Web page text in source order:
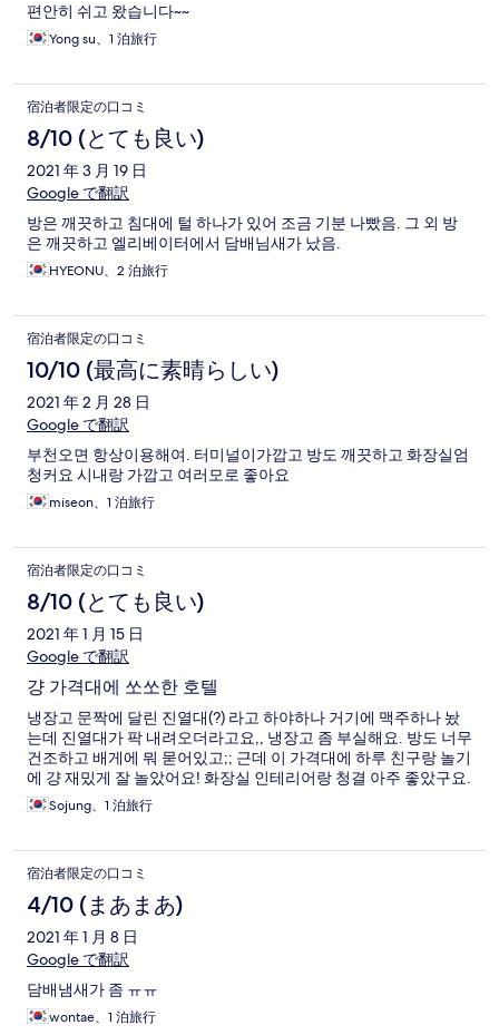
편안히 쉬고 왔습니다~~
Yong su、1 泊旅行
宿泊者限定の口コミ
8/10 (とても良い)
2021 年 3 月 19 日
Google で翻訳
방은 깨끗하고 침대에 털 하나가 있어 조금 기분 나빴음. 그 외 방
은 깨끗하고 엘리베이터에서 담배님새가 났음.
HYEONU、2 泊旅行
宿泊者限定の口コミ
10/10 (最高に素晴らしい)
2021 年 2 月 28 日
Google で翻訳
부천오면 항상이용해여. 터미널이가깝고 방도 깨끗하고 화장실엄
청커요 시내랑 가깝고 여러모로 좋아요
miseon、1 泊旅行
宿泊者限定の口コミ
8/10 (とても良い)
2021 年 1 月 15 日
Google で翻訳
걍 가격대에 쏘쏘한 호텔
냉장고 문짝에 달린 진열대(?) 라고 하야하나 거기에 맥주하나 놨
는데 진열대가 팍 내려오더라고요,, 냉장고 좀 부실해요. 방도 너무
건조하고 배게에 뭐 묻어있고;; 근데 이 가격대에 하루 친구랑 놀기
에 걍 재밌게 잘 놀았어요! 화장실 인테리어랑 청결 아주 좋았구요.
Sojung、1 泊旅行
宿泊者限定の口コミ
4/10 (まあまあ)
2021 年 1 月 8 日
Google で翻訳
담배냄새가 좀 ㅠㅠ
wontae、1 泊旅行